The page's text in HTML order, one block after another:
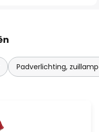
Padverlichting,